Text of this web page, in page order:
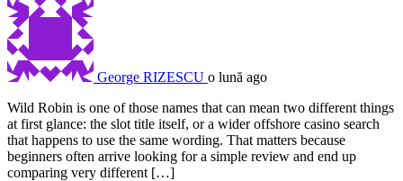
George RIZESCU o lună ago
Wild Robin is one of those names that can mean two different things
at first glance: the slot title itself, or a wider offshore casino search
that happens to use the same wording. That matters because
beginners often arrive looking for a simple review and end up
comparing very different […]